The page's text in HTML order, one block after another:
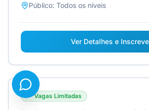
Público: Todos os níveis
Ver Detalhes e
Vagas Limitadas